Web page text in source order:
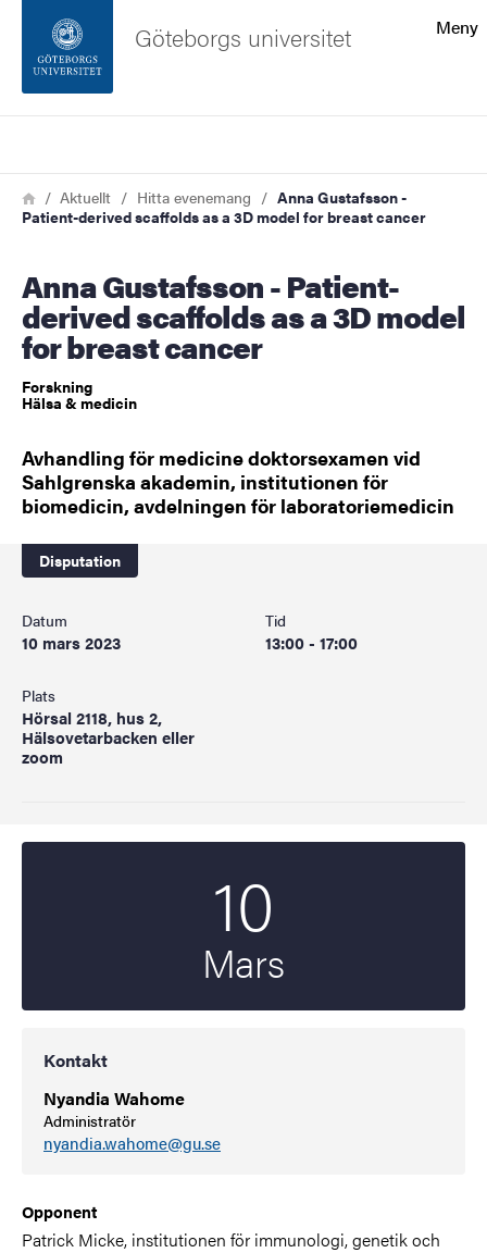
Sidfoten
Om webbplatsen
Meny
Göteborgs universitet
Länkstig
HemAktuellt Hitta evenemang
Anna Gustafsson -
Patient-derived scaffolds as a 3D model for breast cancer
Anna Gustafsson - Patient-
derived scaffolds as a 3D model
for breast cancer
Forskning
Hälsa & medicin
Avhandling för medicine doktorsexamen vid
Sahlgrenska akademin, institutionen för
biomedicin, avdelningen för laboratoriemedicin
Disputation
Datum
10 mars 2023
Tid
13:00 - 17:00
Plats
Hörsal 2118, hus 2,
Hälsovetarbacken eller
zoom
10
Mars
Kontakt
Nyandia Wahome
Administratör
nyandia.wahome@gu.se
Opponent
Patrick Micke, institutionen för immunologi, genetik och